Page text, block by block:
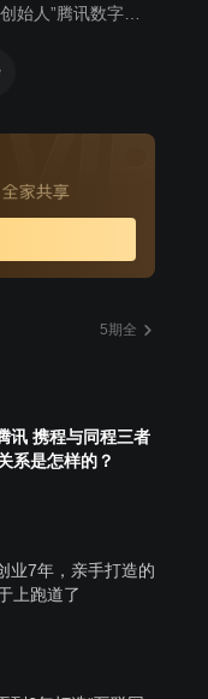
始人”腾讯数字生
现在各自赛道获
5期全
讯 携程与同程三者
系是怎样的？
业7年，亲手打造的
上跑道了